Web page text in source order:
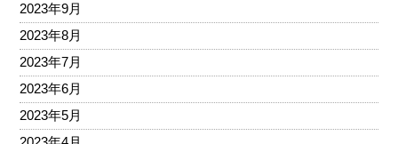
2023年9月
2023年8月
2023年7月
2023年6月
2023年5月